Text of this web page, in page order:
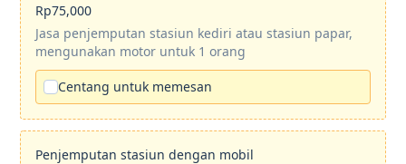
Rp75,000
Jasa penjemputan stasiun kediri atau stasiun papar,
mengunakan motor untuk 1 orang
Centang untuk memesan
Penjemputan stasiun dengan mobil